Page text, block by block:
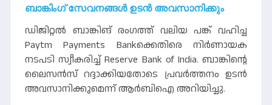
ബാങ്കിംഗ് സേവനങ്ങൾ ഉടൻ അവസാനിക്കും
ഡിജിറ്റൽ ബാങ്കിങ് രംഗത്ത് വലിയ പങ്ക് വഹിച്ച
Paytm Payments Bankക്കെതിരെ നിർണായക
നടപടി സ്വീകരിച്ച് Reserve Bank of India. ബാങ്കിന്റെ
ലൈസൻസ് റദ്ദാക്കിയതോടെ പ്രവർത്തനം ഉടൻ
അവസാനിക്കുമെന്ന് ആർബിഐ അറിയിച്ചു.